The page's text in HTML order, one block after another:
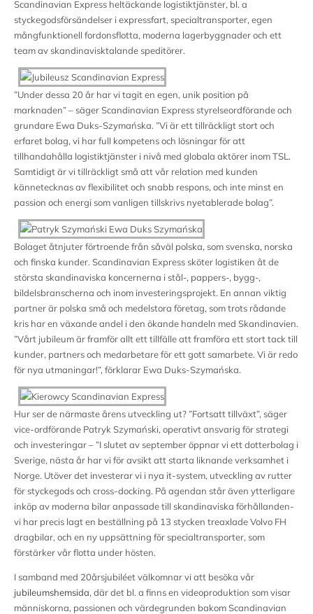
Scandinavian Express heltäckande logistiktjänster, bl. a
styckegodsförsändelser i expressfart, specialtransporter, egen
mångfunktionell fordonsflotta, moderna lagerbyggnader och ett
team av skandinavisktalande speditörer.
”Under dessa 20 år har vi tagit en egen, unik position på
marknaden” – säger Scandinavian Express styrelseordförande och
grundare Ewa Duks-Szymańska. ”Vi är ett tillräckligt stort och
erfaret bolag, vi har full kompetens och lösningar för att
tillhandahålla logistiktjänster i nivå med globala aktörer inom TSL.
Samtidigt är vi tillräckligt små att vår relation med kunden
kännetecknas av flexibilitet och snabb respons, och inte minst en
passion och energi som vanligen tillskrivs nyetablerade bolag”.
Bolaget åtnjuter förtroende från såväl polska, som svenska, norska
och finska kunder. Scandinavian Express sköter logistiken åt de
största skandinaviska koncernerna i stål-, pappers-, bygg-,
bildelsbranscherna och inom investeringsprojekt. En annan viktig
partner är polska små och medelstora företag, som trots rådande
kris har en växande andel i den ökande handeln med Skandinavien.
”Vårt jubileum är framför allt ett tillfälle att framföra ett stort tack till
kunder, partners och medarbetare för ett gott samarbete. Vi är redo
för nya utmaningar!”, förklarar Ewa Duks-Szymańska.
Hur ser de närmaste årens utveckling ut? ”Fortsatt tillväxt”, säger
vice-ordförande Patryk Szymański, operativt ansvarig för strategi
och investeringar – ”I slutet av september öppnar vi ett dotterbolag i
Sverige, nästa år har vi för avsikt att starta liknande verksamhet i
Norge. Utöver det investerar vi i nya it-system, utveckling av rutter
för styckegods och cross-docking. På agendan står även ytterligare
inköp av moderna bilar anpassade till skandinaviska förhållanden-
vi har precis lagt en beställning på 13 stycken treaxlade Volvo FH
dragbilar, och en ny uppsättning för specialtransporter, som
förstärker vår flotta under hösten.
I samband med 20årsjubiléet välkomnar vi att besöka vår
jubileumshemsida, där det bl. a finns en videoproduktion som visar
människorna, passionen och värdegrunden bakom Scandinavian